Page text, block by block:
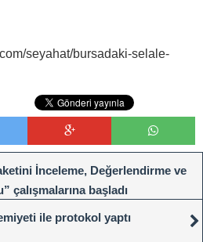
seyahat/bursadaki-selale-
İnceleme, Değerlendirme ve
çalışmalarına başladı
ile protokol yaptı